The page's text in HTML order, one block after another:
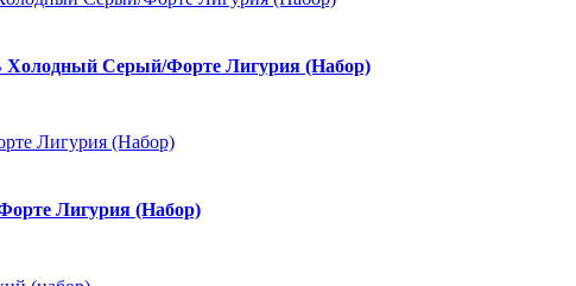
Серый/Форте Лигурия (Набор)
Лигурия (Набор)